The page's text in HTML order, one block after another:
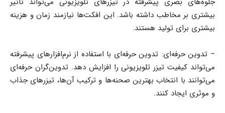
بیشتری بر مخاطب داشته باشد. این افکت‌ها نیازمند زمان و هزینه
بیشتری برای تولید هستند.
– تدوین حرفه‌ای: تدوین حرفه‌ای با استفاده از نرم‌افزارهای پیشرفته
می‌تواند کیفیت تیزر تلویزیونی را افزایش دهد. تدوین‌گران حرفه‌ای
می‌توانند با انتخاب بهترین صحنه‌ها و ترکیب آن‌ها، تیزرهای جذاب
و موثری ایجاد کنند.